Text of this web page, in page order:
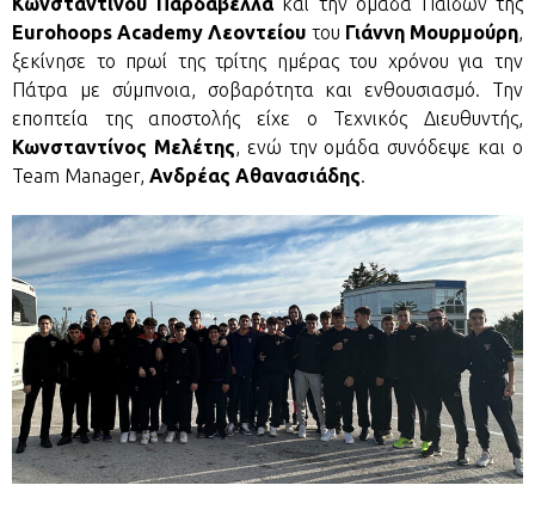
Eurohoops Academy Λεοντείου του Γιάννη Μουρμούρη,
ξεκίνησε το πρωί της τρίτης ημέρας του χρόνου για την
Πάτρα με σύμπνοια, σοβαρότητα και ενθουσιασμό. Την
εποπτεία της αποστολής είχε ο Τεχνικός Διευθυντής,
Κωνσταντίνος Μελέτης, ενώ την ομάδα συνόδεψε και ο
Team Manager, Ανδρέας Αθανασιάδης.